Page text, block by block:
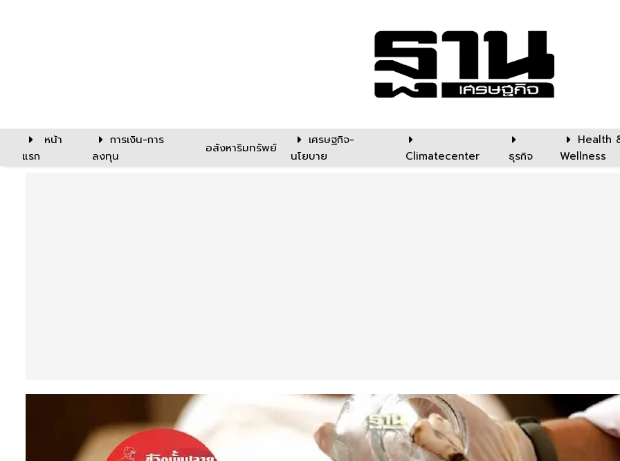
หน้า
แรก
การเงิน-การ
ลงทุน
อสังหาริมทรัพย์
เศรษฐกิจ-
นโยบาย
Climatecenter ธุรกิจ
Health
Wellness